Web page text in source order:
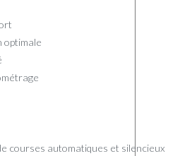
optimale
courses automatiques et silencieux